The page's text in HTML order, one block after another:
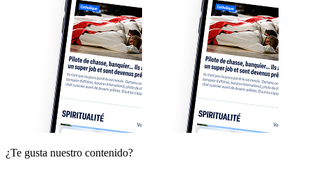
¿Te gusta nuestro contenido?